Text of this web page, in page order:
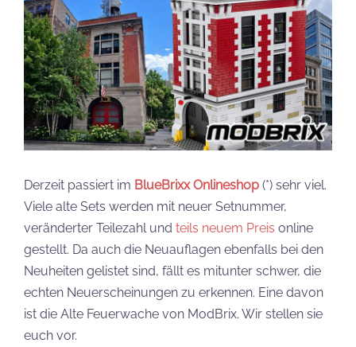
Derzeit passiert im BlueBrixx Onlineshop (*) sehr viel.
Viele alte Sets werden mit neuer Setnummer,
veränderter Teilezahl und teils neuem Preis online
gestellt. Da auch die Neuauflagen ebenfalls bei den
Neuheiten gelistet sind, fällt es mitunter schwer, die
echten Neuerscheinungen zu erkennen. Eine davon
ist die Alte Feuerwache von ModBrix. Wir stellen sie
euch vor.